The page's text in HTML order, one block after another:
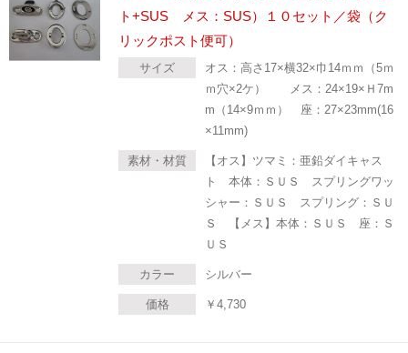
ト+SUS メス：SUS）１０セット／袋（ク
リックポスト便可）
サイズ
オス：高さ17×横32×巾14ｍｍ（5ｍ
ｍ穴×2ケ） メス：24×19×Ｈ7m
m（14×9ｍｍ） 座：27×23mm(16
×11mm)
素材・材質
【オス】ツマミ：亜鉛ダイキャス
ト 本体：ＳＵＳ スプリングワッ
シャー：ＳＵＳ スプリング：ＳＵ
Ｓ 【メス】本体：ＳＵＳ 座：Ｓ
ＵＳ
カラー シルバー
価格 ￥ 4,730